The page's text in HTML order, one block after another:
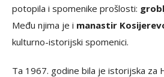
potopila i spomenike prošlosti:
Među njima je i manastir
kulturno-istorijski spomenici.
Ta 1967. godine bila je istorijska za